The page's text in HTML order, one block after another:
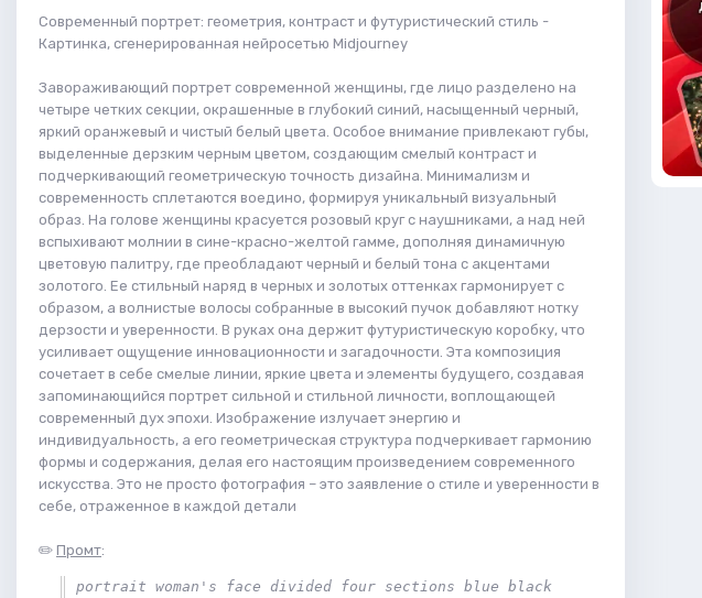
Современный портрет: геометрия, контраст и футуристический стиль -
Картинка, сгенерированная нейросетью Midjourney
Завораживающий портрет современной женщины, где лицо разделено на
четыре четких секции, окрашенные в глубокий синий, насыщенный черный,
яркий оранжевый и чистый белый цвета. Особое внимание привлекают губы,
выделенные дерзким черным цветом, создающим смелый контраст и
подчеркивающий геометрическую точность дизайна. Минимализм и
современность сплетаются воедино, формируя уникальный визуальный
образ. На голове женщины красуется розовый круг с наушниками, а над ней
вспыхивают молнии в сине-красно-желтой гамме, дополняя динамичную
цветовую палитру, где преобладают черный и белый тона с акцентами
золотого. Ее стильный наряд в черных и золотых оттенках гармонирует с
образом, а волнистые волосы собранные в высокий пучок добавляют нотку
дерзости и уверенности. В руках она держит футуристическую коробку, что
усиливает ощущение инновационности и загадочности. Эта композиция
сочетает в себе смелые линии, яркие цвета и элементы будущего, создавая
запоминающийся портрет сильной и стильной личности, воплощающей
современный дух эпохи. Изображение излучает энергию и
индивидуальность, а его геометрическая структура подчеркивает гармонию
формы и содержания, делая его настоящим произведением современного
искусства. Это не просто фотография – это заявление о стиле и уверенности в
себе, отраженное в каждой детали
✏️ Промт:
portrait woman's face divided four sections blue black